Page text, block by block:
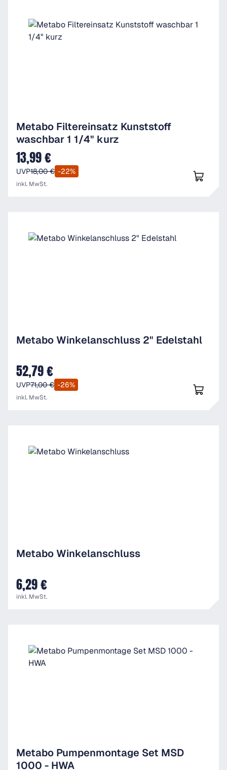
Metabo Filtereinsatz Kunststoff
waschbar 1 1/4" kurz
Verkaufspreis:
13,99 €
UVP18,00 € -22%
inkl. MwSt.
Metabo Winkelanschluss 2" Edelstahl
Verkaufspreis:
52,79 €
UVP71,00 € -26%
inkl. MwSt.
Metabo Winkelanschluss
UVP
6,29 €
inkl. MwSt.
Metabo Pumpenmontage Set MSD
1000 - HWA